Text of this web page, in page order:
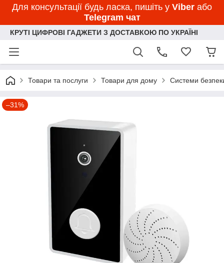
Для консультації будь ласка, пишіть у Viber або
Telegram чат
КРУТІ ЦИФРОВІ ГАДЖЕТИ З ДОСТАВКОЮ ПО УКРАЇНІ
Товари та послуги Товари для дому Системи
–31%